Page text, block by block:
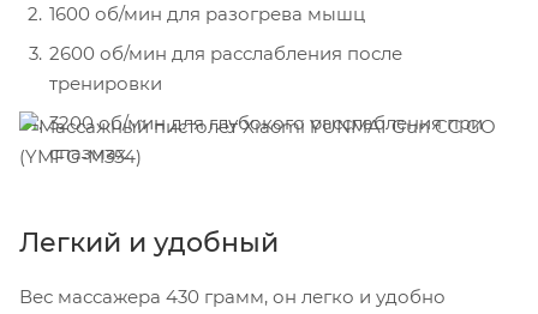
1600 об/мин для разогрева мышц
2600 об/мин для расслабления после
тренировки
3200 об/мин для глубокого расслабления при
спазмах.
Легкий и удобный
Вес массажера 430 грамм, он легко и удобно